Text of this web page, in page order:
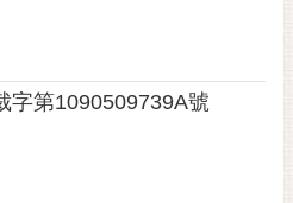
字第1090509739A號